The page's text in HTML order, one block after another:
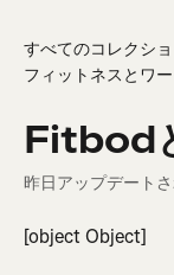
すべてのコレクシ
フィットネスとワ
Fitbod
昨日アップデート
[object Object]